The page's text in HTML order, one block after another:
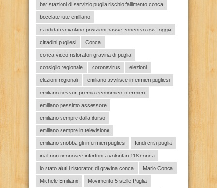
bar stazioni di servizio puglia rischio fallimento conca
bocciate tute emiliano
candidati scivolano posizioni basse concorso oss foggia
cittadini pugliesi Conca
conca video ristoratori gravina di puglia
consiglio regionale coronavirus elezioni
elezioni regionali emiliano avvilisce infermieri pugliesi
emiliano nessun premio economico infermieri
emiliano pessimo assessore
emiliano sempre dalla durso
emiliano sempre in televisione
emiliano snobba gli infermieri pugliesi fondi crisi puglia
inail non riconosce infortuni a volontari 118 conca
lo stato aiuti i ristoratori di gravina conca Mario Conca
Michele Emiliano Movimento 5 stelle Puglia